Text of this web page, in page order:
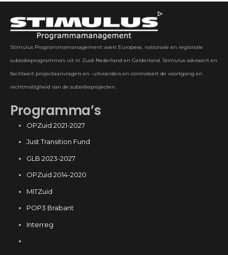
Stimulus Programmamanagement voert Europese, nationale en regionale
subsidieprogramma’s uit in Zuid-Nederland en Gelderland. Stimulus adviseert en
faciliteert projectaanvragers en -uitvoerders en controleert de voortgang en
rechtmatigheid van de subsidieprojecten.
Programma’s
OPZuid 2021-2027
Just Transition Fund
GLB 2023-2027
OPZuid 2014-2020
MITZuid
POP3 Brabant
Interreg